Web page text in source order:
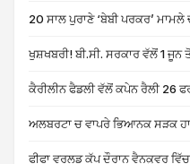
20 ਸਾਲ ਪੁਰਾਣੇ ‘ਬੇਬੀ ਪਰਕਰ’
ਖੁਸ਼ਖਬਰੀ! ਬੀ.ਸੀ. ਸਰਕਾਰ ਵੱਲੋਂ 1
ਕੈਰੀਲੀਨ ਫੈਡਲੀ ਵੱਲੋਂ ਕਪੇਨ ਰੈਲੀ 26
ਅਲਬਰਟਾ ਚ ਵਾਪਰੇ ਭਿਆਨਕ ਸੜਕ
ਫੀਫਾ ਵਰਲਡ ਕੱਪ ਦੌਰਾਨ ਵੈਨਕੂਵਰ ਵਿੱਚ